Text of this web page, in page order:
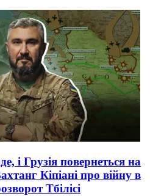
і Грузія повернеться на
Кіпіані про війну в
Тбілісі